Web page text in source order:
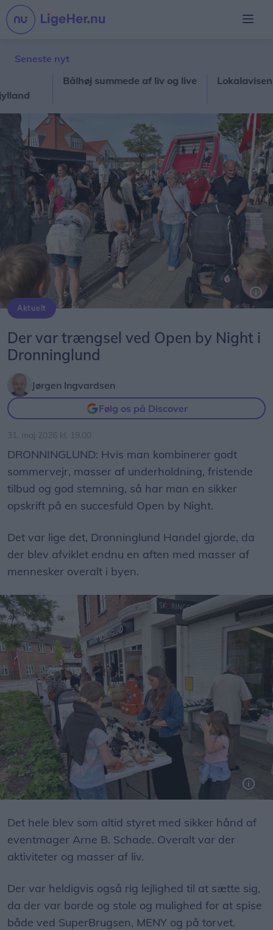
Seneste nyt
Bålhøj summede af liv og live Lokalavisen
Aktuelt
Der var trængsel ved Open by Night i
Dronninglund
Jørgen Ingvardsen
Følg os på Discover
31. maj 2026 kl. 19.00
DRONNINGLUND: Hvis man kombinerer godt
sommervejr, masser af underholdning, fristende
tilbud og god stemning, så har man en sikker
opskrift på en succesfuld Open by Night.
Det var lige det, Dronninglund Handel gjorde, da
der blev afviklet endnu en aften med masser af
mennesker overalt i byen.
Det hele blev som altid styret med sikker hånd af
eventmager Arne B. Schade. Overalt var der
aktiviteter og masser af liv.
Der var heldigvis også rig lejlighed til at sætte sig,
da der var borde og stole og mulighed for at spise
både ved SuperBrugsen, MENY og på torvet.